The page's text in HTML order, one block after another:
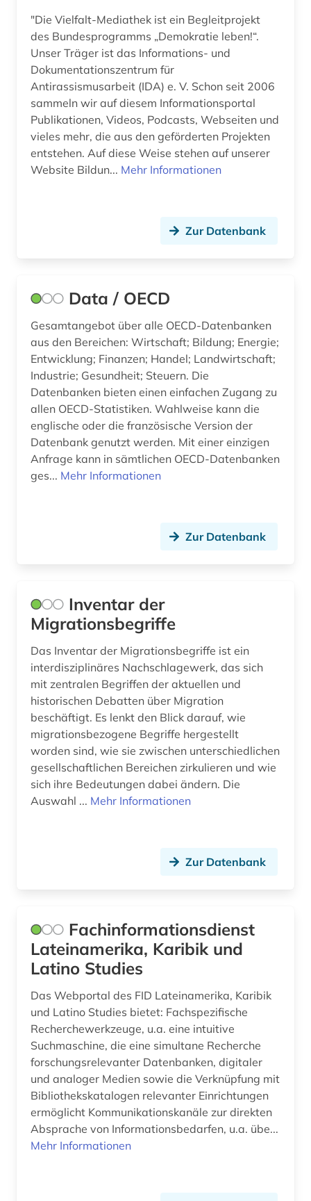
"Die Vielfalt-Mediathek ist ein Begleitprojekt
des Bundesprogramms „Demokratie leben!“.
Unser Träger ist das Informations- und
Dokumentationszentrum für
Antirassismusarbeit (IDA) e. V. Schon seit 2006
sammeln wir auf diesem Informationsportal
Publikationen, Videos, Podcasts, Webseiten und
vieles mehr, die aus den geförderten Projekten
entstehen. Auf diese Weise stehen auf unserer
Website Bildun... Mehr Informationen
Zur Datenbank
Data / OECD
Gesamtangebot über alle OECD-Datenbanken
aus den Bereichen: Wirtschaft; Bildung; Energie;
Entwicklung; Finanzen; Handel; Landwirtschaft;
Industrie; Gesundheit; Steuern. Die
Datenbanken bieten einen einfachen Zugang zu
allen OECD-Statistiken. Wahlweise kann die
englische oder die französische Version der
Datenbank genutzt werden. Mit einer einzigen
Anfrage kann in sämtlichen OECD-Datenbanken
ges... Mehr Informationen
Zur Datenbank
Inventar der
Migrationsbegriffe
Das Inventar der Migrationsbegriffe ist ein
interdisziplinäres Nachschlagewerk, das sich
mit zentralen Begriffen der aktuellen und
historischen Debatten über Migration
beschäftigt. Es lenkt den Blick darauf, wie
migrationsbezogene Begriffe hergestellt
worden sind, wie sie zwischen unterschiedlichen
gesellschaftlichen Bereichen zirkulieren und wie
sich ihre Bedeutungen dabei ändern. Die
Auswahl ... Mehr Informationen
Zur Datenbank
Fachinformationsdienst
Lateinamerika, Karibik und
Latino Studies
Das Webportal des FID Lateinamerika, Karibik
und Latino Studies bietet: Fachspezifische
Recherchewerkzeuge, u.a. eine intuitive
Suchmaschine, die eine simultane Recherche
forschungsrelevanter Datenbanken, digitaler
und analoger Medien sowie die Verknüpfung mit
Bibliothekskatalogen relevanter Einrichtungen
ermöglicht Kommunikationskanäle zur direkten
Absprache von Informationsbedarfen, u.a. übe...
Mehr Informationen